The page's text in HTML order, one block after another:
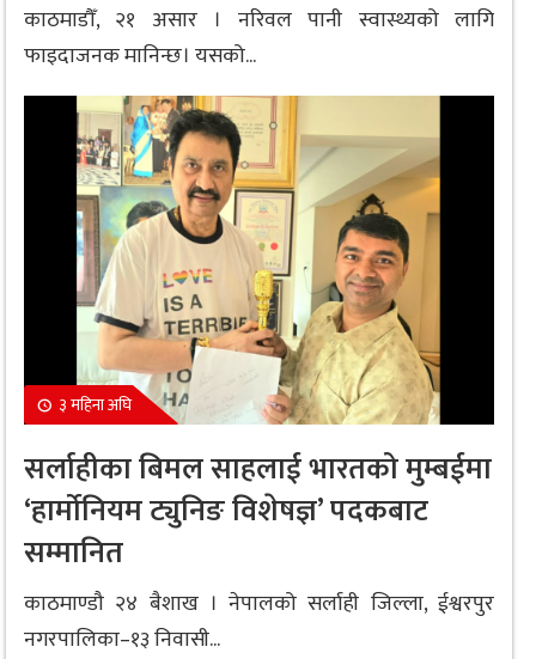
काठमाडौँ, २१ असार । नरिवल पानी स्वास्थ्यको लागि
फाइदाजनक मानिन्छ। यसको...
३ महिना अघि
सर्लाहीका बिमल साहलाई भारतको मुम्बईमा
‘हार्मोनियम ट्युनिङ विशेषज्ञ’ पदकबाट
सम्मानित
काठमाण्डौ २४ बैशाख । नेपालको सर्लाही जिल्ला, ईश्वरपुर
नगरपालिका–१३ निवासी...